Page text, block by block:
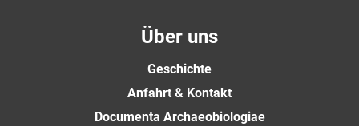
Über uns
Geschichte
Anfahrt & Kontakt
Documenta Archaeobiologiae